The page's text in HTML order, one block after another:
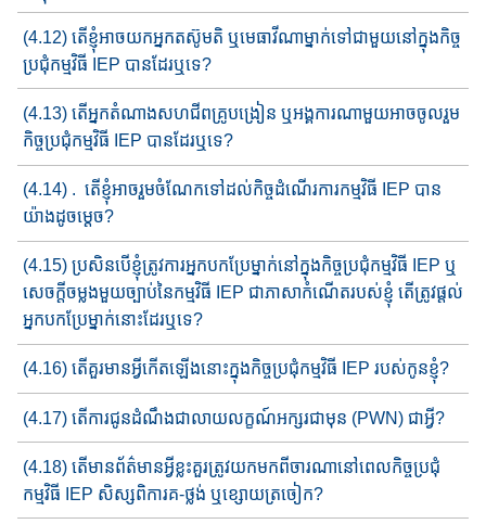
(4.12) តើខ្ញុំអាច​យក​អ្នក​តស៊ូមតិ ឬ​មេធាវី​ណាម្នាក់​ទៅជាមួយនៅក្នុងកិច្ច​
ប្រជុំ​កម្មវិធី​ IEP បានដែរឬទេ?
(4.13) តើអ្នក​តំណាង​សហជីព​គ្រូបង្រៀន​ ឬអង្គការ​ណាមួយ​អាចចូលរួម​
កិច្ច​​ប្រជុំកម្មវិធី​ IEP បានដែរឬទេ?
(4.14) . តើខ្ញុំ​អាច​រួមចំណែកទៅដល់​កិច្ច​ដំណើរការកម្មវិធី​ IEP បាន
យ៉ាង​ដូចម្តេច?
(4.15) ប្រសិនបើ​ខ្ញុំត្រូវការ​អ្នកបកប្រែម្នាក់​​នៅក្នុង​កិច្ចប្រជុំកម្មវិធី​​ IE​P​ ឬ​
សេចក្តី​ចម្លង​​មួយច្បាប់នៃ​កម្មវិធី​ IEP ជាភាសាកំណើតរបស់ខ្ញុំ តើ​ត្រូវ​​​ផ្តល់​
អ្នក​​បកប្រែម្នាក់នោះដែរឬទេ?
(4.16) តើគួរ​មានអ្វីកើតឡើង​នោះក្នុងកិច្ចប្រជុំកម្មវិធី IEP របស់កូនខ្ញុំ?
(4.17) តើ​ការ​ជូនដំណឹង​​ជាលាយលក្ខណ៍អក្សរជាមុ​ន​ (PWN) ជាអ្វី?
(4.18) តើ​មាន​ព័ត៌មានអ្វីខ្លះ​គួរត្រូវ​យកមកពីចារណា​នៅពេល​កិច្ច​​ប្រជុំ​
កម្មវិធី​ IEP សិស្ស​ពិការគ-ថ្លង់ ឬខ្សោយ​ត្រចៀក?